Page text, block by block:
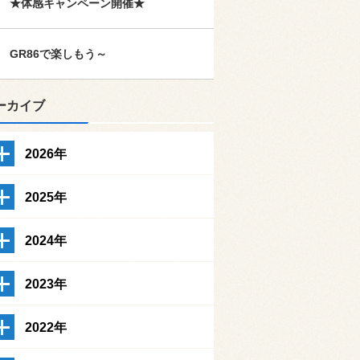
★体感キャンペーン開催★
GR86で楽しもう～
カイブ
2026年
2025年
2024年
2023年
2022年